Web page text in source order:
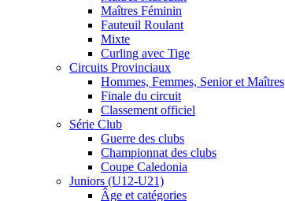
Maîtres Féminin
Fauteuil Roulant
Mixte
Curling avec Tige
Circuits Provinciaux
Hommes, Femmes, Senior et Maîtres
Finale du circuit
Classement officiel
Série Club
Guerre des clubs
Championnat des clubs
Coupe Caledonia
Juniors (U12-U21)
Âge et catégories